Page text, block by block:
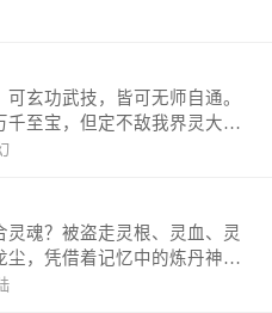
就了一段无上的传说！ 微信
http://weibo.com/u/25284575
群】 欢迎大家关注。
玄功武技，皆可无师自通。
千至宝，但定不敌我界灵大
后援会）
灵魂？被盗走灵根、灵血、灵
，凭借着记忆中的炼丹神
霸体诀，拨开重重迷雾，解